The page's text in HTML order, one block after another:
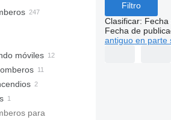
móviles
para
Filtro
Clasificar: Fecha
Fecha de
antiguo en parte